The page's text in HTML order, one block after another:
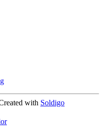
with Soldigo